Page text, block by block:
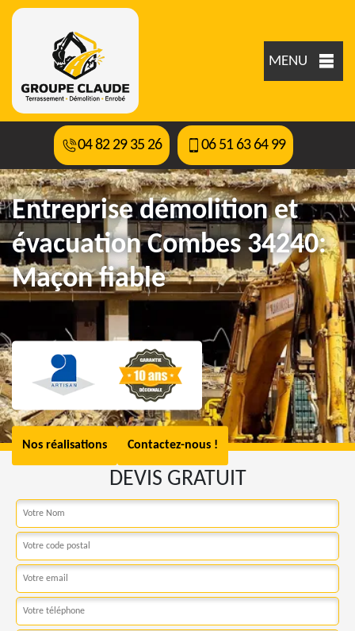
MENU
04 82 29 35 26 06 51 63 64 99
Entreprise démolition et
évacuation Combes 34240:
Maçon fiable
Nos réalisations Contactez-nous !
DEVIS GRATUIT